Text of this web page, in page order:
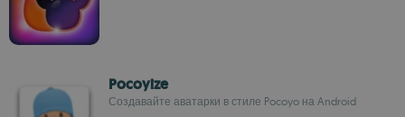
Pocoyize
Создавайте аватарки в стиле Pocoyo на Android